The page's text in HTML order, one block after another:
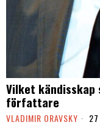
Vilket
författare
VLADIMIR ORAVSKY